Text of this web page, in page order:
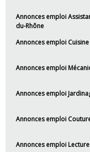
Annonces emploi
du-Rhône
Annonces emploi
Annonces emploi
Annonces emploi
Annonces emploi
Annonces emploi